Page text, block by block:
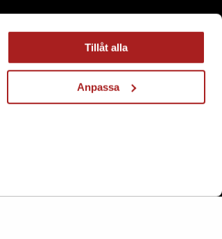
Tillåt alla
Anpassa
Hyvitys ja Palautus